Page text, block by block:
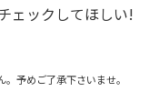
ェックしてほしい!
予めご了承下さいませ。